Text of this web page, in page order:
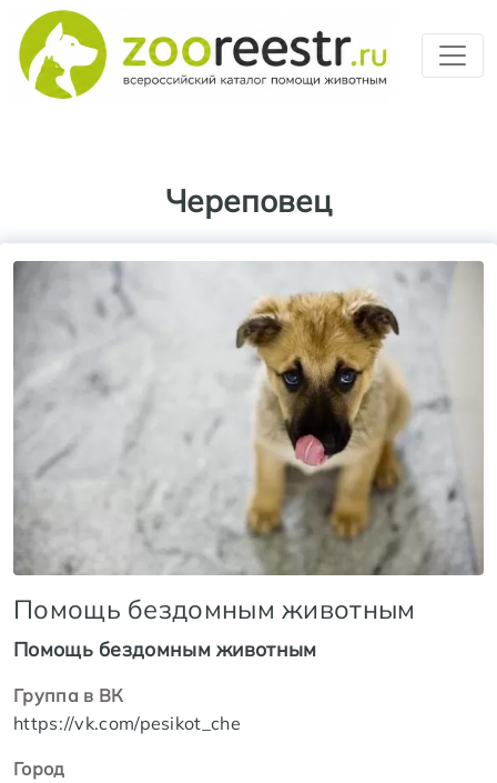
Череповец
Помощь бездомным животным
Помощь бездомным животным
Группа в ВК
https://vk.com/pesikot_che
Город